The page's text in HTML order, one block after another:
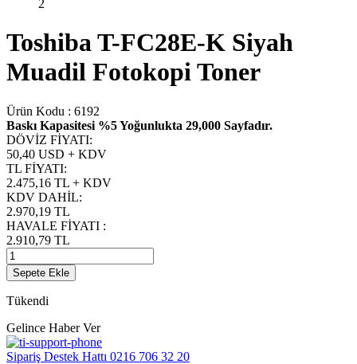
Toshiba T-FC28E-K Siyah
Muadil Fotokopi Toner
Ürün Kodu : 6192
Baskı Kapasitesi %5 Yoğunlukta 29,000 Sayfadır.
DÖVİZ FİYATI:
50,40 USD + KDV
TL FİYATI:
2.475,16 TL + KDV
KDV DAHİL:
2.970,19 TL
HAVALE FİYATI :
2.910,79 TL
Sepete Ekle
Tükendi
Gelince Haber Ver
Sipariş Destek Hattı 0216 706 32 20